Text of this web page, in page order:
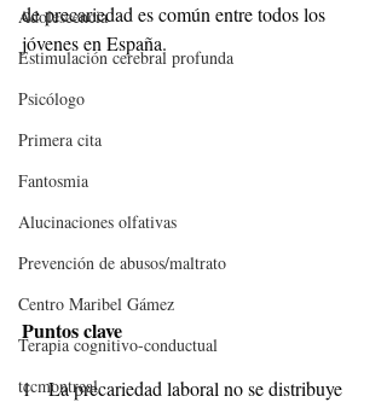
Adolescencia
Estimulación cerebral profunda
Psicólogo
Primera cita
Fantosmia
Alucinaciones olfativas
Prevención de abusos/maltrato
Centro Maribel Gámez
Terapia cognitivo-conductual
tccmontreal
de precariedad es común entre todos los
jóvenes en España.
Puntos clave
1   La precariedad laboral no se distribuye